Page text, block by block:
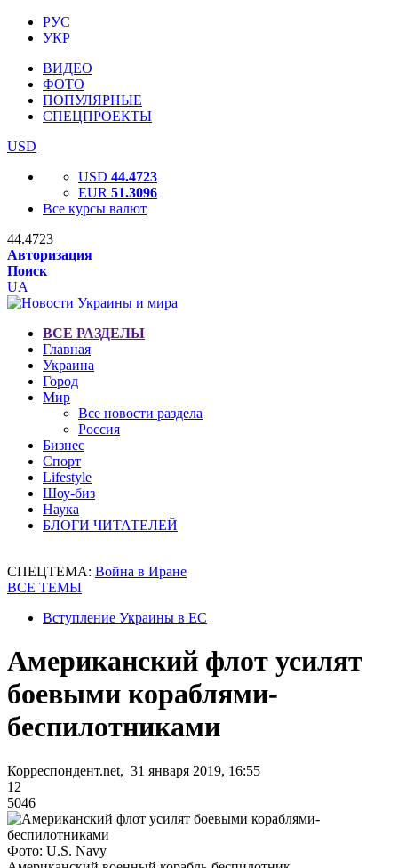
РУС
УКР
ВИДЕО
ФОТО
ПОПУЛЯРНЫЕ
СПЕЦПРОЕКТЫ
USD
USD 44.4723
EUR 51.3096
Все курсы валют
44.4723
Авторизация
Поиск
UA
ВСЕ РАЗДЕЛЫ
Главная
Украина
Город
Мир
Все новости раздела
Россия
Бизнес
Спорт
Lifestyle
Шоу-биз
Наука
БЛОГИ ЧИТАТЕЛЕЙ
СПЕЦТЕМА: Война в Иране
ВСЕ ТЕМЫ
Вступление Украины в ЕС
Американский флот усилят
боевыми кораблями-
беспилотниками
Корреспондент.net, 31 января 2019, 16:55
12
5046
Фото: U.S. Navy